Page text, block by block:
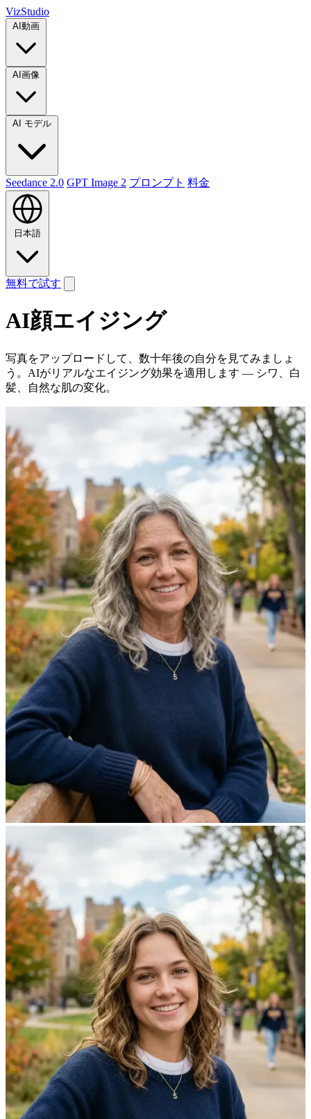
VizStudio
Seedance 2.0 GPT Image 2 プロンプト 料金
日本語
無料で試す
AI顔エイジング
写真をアップロードして、数十年後の自分を見てみましょ
う。AIがリアルなエイジング効果を適用します — シワ、白
髪、自然な肌の変化。